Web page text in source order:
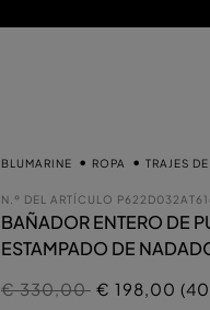
BLUMARINE ROPA TRAJES
N.º DEL ARTÍCULO
BAÑADOR ENTERO DE
ESTAMPADO DE
Precio rebajado de
€ 330,00a€ 198,00